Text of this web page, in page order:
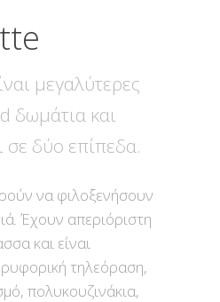
μεγαλύτερες
δωμάτια και
σε δύο επίπεδα.
να φιλοξενήσουν
Έχουν απεριόριστη
και είναι
τηλεόραση,
πολυκουζινάκια,